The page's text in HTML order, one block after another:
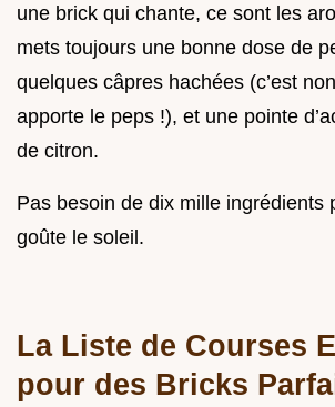
une brick qui chante, ce sont les
mets toujours une bonne dose de
quelques câpres hachées (c’est
apporte le peps !), et une pointe
de citron.
Pas besoin de dix mille ingrédients
goûte le soleil.
La Liste de Courses
pour des Bricks